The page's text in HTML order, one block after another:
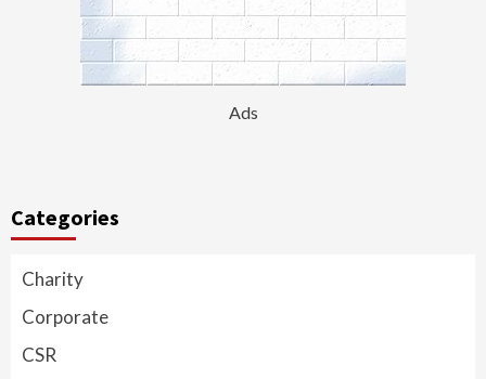
Ads
Categories
Charity
Corporate
CSR